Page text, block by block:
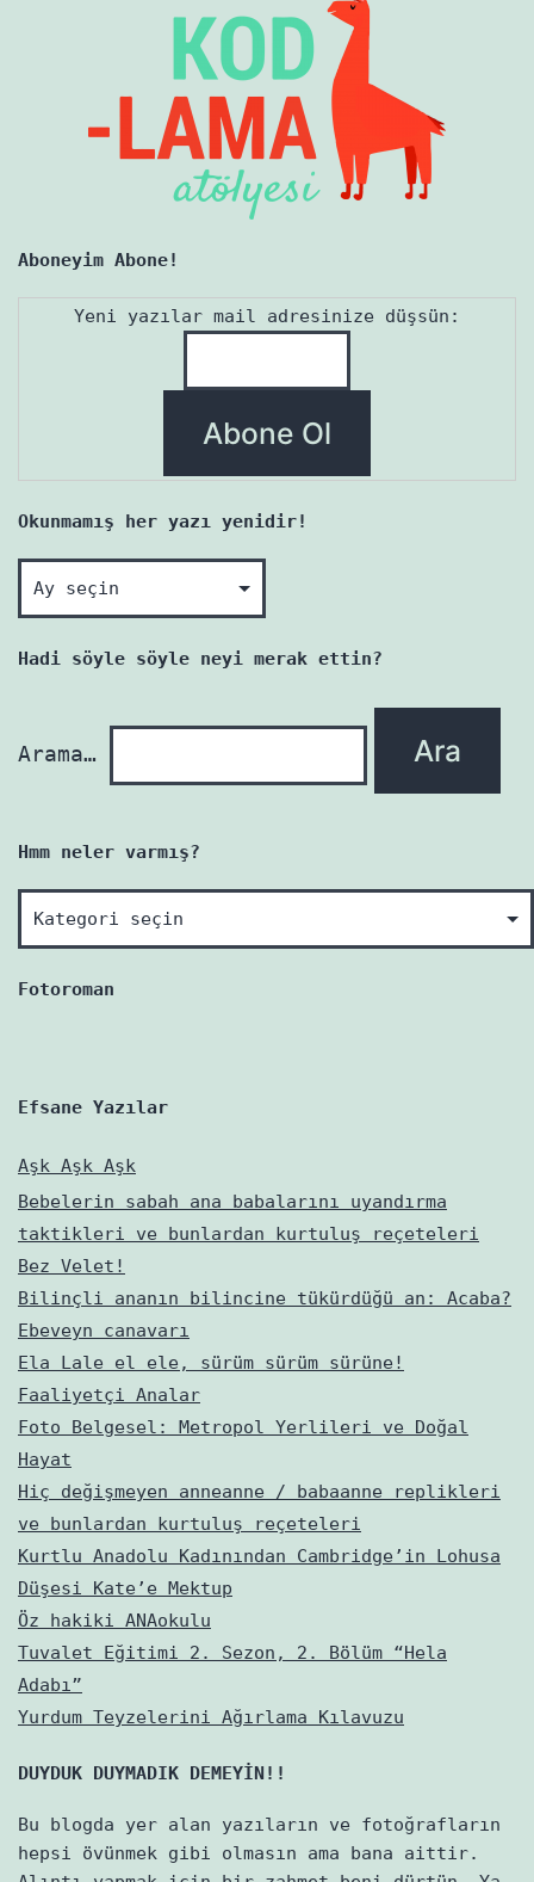
Aboneyim Abone!
Yeni yazılar mail adresinize düşsün:
Okunmamış her yazı yenidir!
Okunmamış
her
yazı
Hadi söyle söyle neyi merak ettin?
Arama…
Hmm neler varmış?
Hmm
neler
varmış?
Fotoroman
Efsane Yazılar
Aşk Aşk Aşk
Bebelerin sabah ana babalarını uyandırma
taktikleri ve bunlardan kurtuluş reçeteleri
Bez Velet!
Bilinçli ananın bilincine tükürdüğü an: Acaba?
Ebeveyn canavarı
Ela Lale el ele, sürüm sürüm sürüne!
Faaliyetçi Analar
Foto Belgesel: Metropol Yerlileri ve Doğal
Hayat
Hiç değişmeyen anneanne / babaanne replikleri
ve bunlardan kurtuluş reçeteleri
Kurtlu Anadolu Kadınından Cambridge’in Lohusa
Düşesi Kate’e Mektup
Öz hakiki ANAokulu
Tuvalet Eğitimi 2. Sezon, 2. Bölüm “Hela
Adabı”
Yurdum Teyzelerini Ağırlama Kılavuzu
DUYDUK DUYMADIK DEMEYİN!!
Bu blogda yer alan yazıların ve fotoğrafların
hepsi övünmek gibi olmasın ama bana aittir.